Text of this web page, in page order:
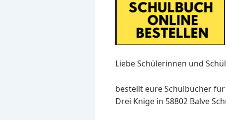
Liebe Schülerinnen und
bestellt eure Schulbücher
Drei Knige in 58802 Balve